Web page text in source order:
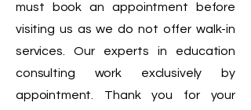
must book an appointment before
visiting us as we do not offer walk-in
services. Our experts in education
consulting work exclusively by
appointment. Thank you for your